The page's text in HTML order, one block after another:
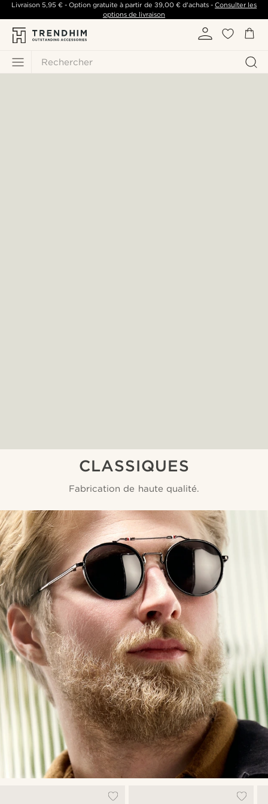
Rechercher
Livraison 5,95 €- Option gratuite à partir de 39,00 €d'achats -Consulter les
options de livraison
CLASSIQUES
Fabrication de haute qualité.